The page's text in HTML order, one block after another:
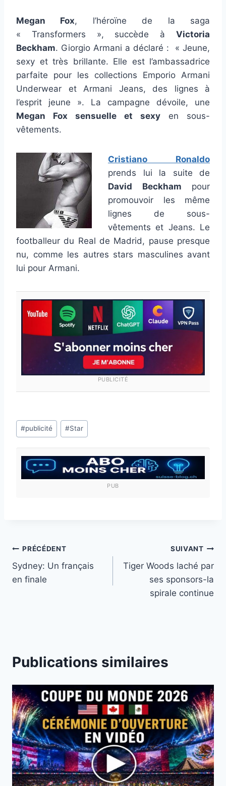
Megan Fox, l’héroïne de la saga
« Transformers », succède à Victoria
Beckham. Giorgio Armani a déclaré : « Jeune,
sexy et très brillante. Elle est l’ambassadrice
parfaite pour les collections Emporio Armani
Underwear et Armani Jeans, des lignes à
l’esprit jeune ». La campagne dévoile, une
Megan Fox sensuelle et sexy en sous-
vêtements.
Cristiano Ronaldo
prends lui la suite de
David Beckham pour
promouvoir les même
lignes de sous-
vêtements et Jeans. Le
footballeur du Real de Madrid, pause presque
nu, comme les autres stars masculines avant
lui pour Armani.
PUBLICITÉ
Étiquettes
de
publication :
#publicité #Star
PUB
Navigation
de
PRÉCÉDENT
Sydney: Un français
en finale
SUIVANT
Tiger Woods laché par
ses sponsors-la
spirale continue
Publications similaires